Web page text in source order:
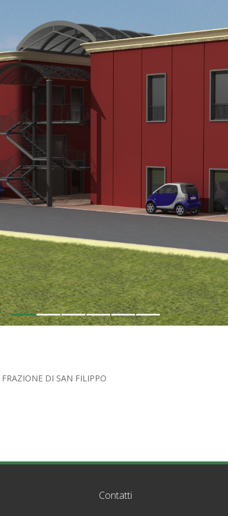
1 2 3 4 5 6
DI SAN FILIPPO
Contatti